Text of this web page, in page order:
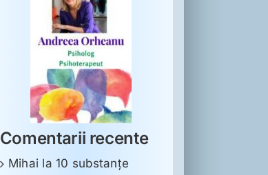
Comentarii recente
Mihai la10 substanţe